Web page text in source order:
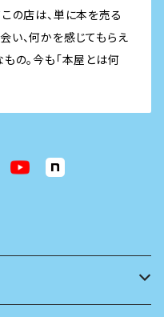
この店は、単に本を売る
い、何かを感じてもらえ
の。今も「本屋とは何